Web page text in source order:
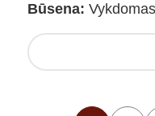
Būsena: Vykdomas